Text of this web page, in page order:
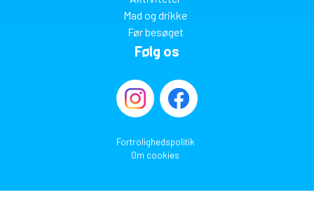
Mad og drikke
Før besøget
Følg os
Fortrolighedspolitik
Om cookies